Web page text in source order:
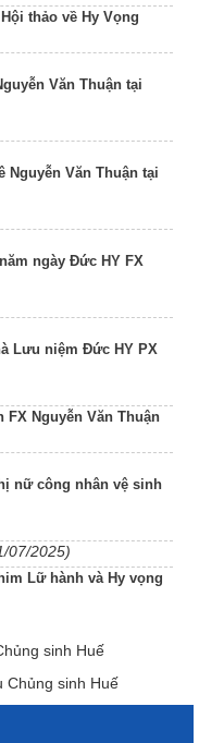
thảo về Hy Vọng
Văn Thuận tại
Nguyễn Văn Thuận tại
ngày Đức HY FX
Lưu niệm Đức HY PX
Nguyễn Văn Thuận
nữ công nhân vệ sinh
07/2025)
Lữ hành và Hy vọng